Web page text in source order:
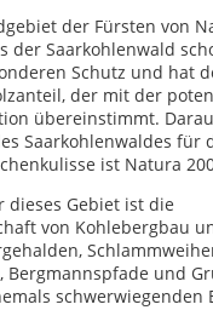
der Fürsten von
der Saarkohlenwald
Schutz und hat
der mit der
übereinstimmt.
Saarkohlenwaldes für
ist Natura
dieses Gebiet ist die
von Kohlebergbau
Bergmannspfade und
schwerwiegenden